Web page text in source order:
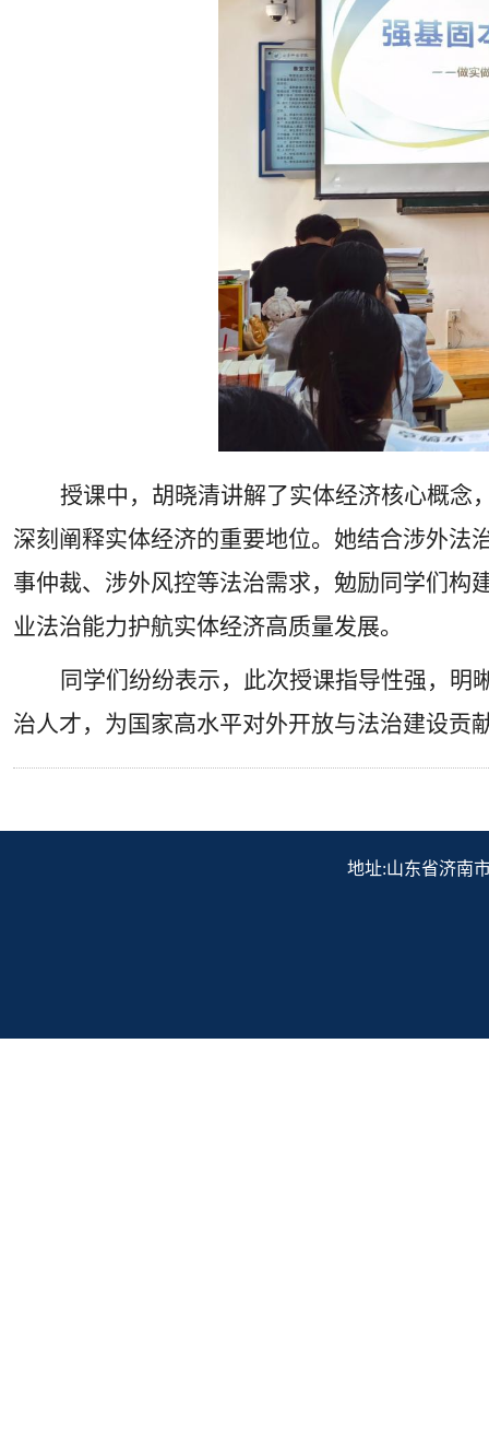
授课中，胡晓清讲解了实体经济核心概念
深刻阐释实体经济的重要地位。她结合涉外法
事仲裁、涉外风控等法治需求，勉励同学们构
业法治能力护航实体经济高质量发展。
同学们纷纷表示，此次授课指导性强，
治人才，为国家高水平对外开放与法治建设贡
地址:山东省济南